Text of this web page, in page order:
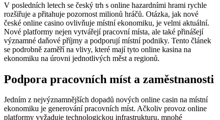
V posledních letech se český trh s online hazardními hrami rychle
rozšiřuje a přitahuje pozornost milionů hráčů. Otázka, jak nové
české online casino ovlivňuje místní ekonomiku, je velmi aktuální.
Nové platformy nejen vytvářejí pracovní místa, ale také přinášejí
významné daňové příjmy a podporují místní podniky. Tento článek
se podrobně zaměří na vlivy, které mají tyto online kasina na
ekonomiku na úrovni jednotlivých měst a regionů.
Podpora pracovních míst a zaměstnanosti
Jedním z nejvýznamnějších dopadů nových online casin na místní
ekonomiku je generování pracovních míst. Ačkoliv provoz online
platformy vyžaduje technologickou infrastrukturu, mnohé